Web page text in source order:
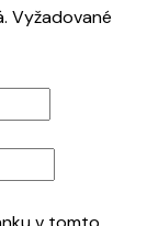
Vyžadované